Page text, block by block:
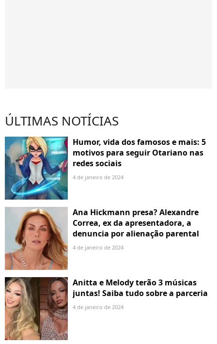
ÚLTIMAS NOTÍCIAS
Humor, vida dos famosos e mais: 5
motivos para seguir Otariano nas
redes sociais
4 de janeiro de 2024
Ana Hickmann presa? Alexandre
Correa, ex da apresentadora, a
denuncia por alienação parental
4 de janeiro de 2024
Anitta e Melody terão 3 músicas
juntas! Saiba tudo sobre a parceria
4 de janeiro de 2024